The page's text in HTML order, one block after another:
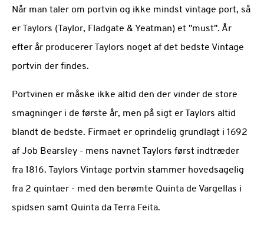
Når man taler om portvin og ikke mindst vintage port, så
er Taylors (Taylor, Fladgate & Yeatman) et "must". År
efter år producerer Taylors noget af det bedste Vintage
portvin der findes.
Portvinen er måske ikke altid den der vinder de store
smagninger i de første år, men på sigt er Taylors altid
blandt de bedste. Firmaet er oprindelig grundlagt i 1692
af Job Bearsley - mens navnet Taylors først indtræder
fra 1816. Taylors Vintage portvin stammer hovedsagelig
fra 2 quintaer - med den berømte Quinta de Vargellas i
spidsen samt Quinta da Terra Feita.